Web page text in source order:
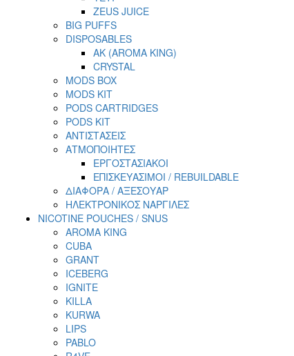
ZEUS JUICE
BIG PUFFS
DISPOSABLES
AK (AROMA KING)
CRYSTAL
MODS BOX
MODS KIT
PODS CARTRIDGES
PODS KIT
ΑΝΤΙΣΤΑΣΕΙΣ
ΑΤΜΟΠΟΙΗΤΕΣ
ΕΡΓΟΣΤΑΣΙΑΚΟΙ
ΕΠΙΣΚΕΥΑΣΙΜΟΙ / REBUILDABLE
ΔΙΑΦΟΡΑ / ΑΞΕΣΟΥΑΡ
ΗΛΕΚΤΡΟΝΙΚΟΣ ΝΑΡΓΙΛΕΣ
NICOTINE POUCHES / SNUS
AROMA KING
CUBA
GRANT
ICEBERG
IGNITE
KILLA
KURWA
LIPS
PABLO